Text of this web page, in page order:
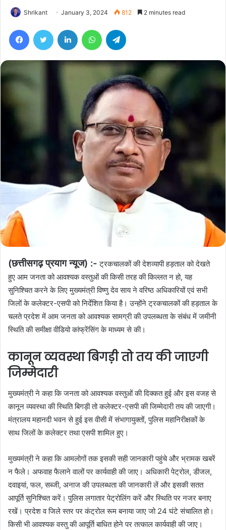
Shrikant January 3, 2024 812 2 minutes read
(छत्तीसगढ़ प्रयाग न्यूज) :- ट्रकचालकों की देशव्यापी हड़ताल को देखते
हुए आम जनता को आवश्यक वस्तुओं की किसी तरह की किल्लत न हो, यह
सुनिश्चित करने के लिए मुख्यमंत्री विष्णु देव साय ने वरिष्ठ अधिकारियों एवं सभी
जिलों के कलेक्टर-एसपी को निर्देशित किया है। उन्होंने ट्रकचालकों की हड़ताल के
चलते प्रदेश में आम जनता को आवश्यक सामग्री की उपलब्धता के संबंध में जमीनी
स्थिति की समीक्षा वीडियो कांफ्रेंसिंग के माध्यम से की।
कानून व्यवस्था बिगड़ी तो तय की जाएगी
जिम्मेदारी
मुख्यमंत्री ने कहा कि जनता को आवश्यक वस्तुओं की दिक्कत हुई और इस वजह से
कानून व्यवस्था की स्थिति बिगड़ी तो कलेक्टर-एसपी की जिम्मेदारी तय की जाएगी।
मंत्रालय महानदी भवन से हुई इस वीसी में संभागायुक्तों, पुलिस महानिरीक्षकों के
साथ जिलों के कलेक्टर तथा एसपी शामिल हुए।
मुख्यमंत्री ने कहा कि आमलोगों तक इसकी सही जानकारी पहुंचे और भ्रामक खबरें
न फैले। अफवाह फैलाने वालों पर कार्यवाही की जाए। अधिकारी पेट्रोल, डीजल,
दवाइयां, फल, सब्जी, अनाज की उपलब्धता की जानकारी लें और इसकी सतत
आपूर्ति सुनिश्चित करें। पुलिस लगातार पेट्रोलिंग करें और स्थिति पर नजर बनाए
रखें। प्रदेश व जिले स्तर पर कंट्रोल रूम बनाया जाए जो 24 घंटे संचालित हो।
किसी भी आवश्यक वस्तु की आपूर्ति बाधित होने पर तत्काल कार्यवाही की जाए।